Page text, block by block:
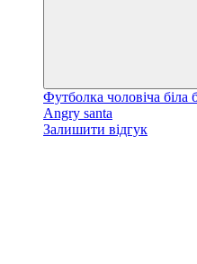
Футболка чоловіча біла
Angry santa
Залишити відгук